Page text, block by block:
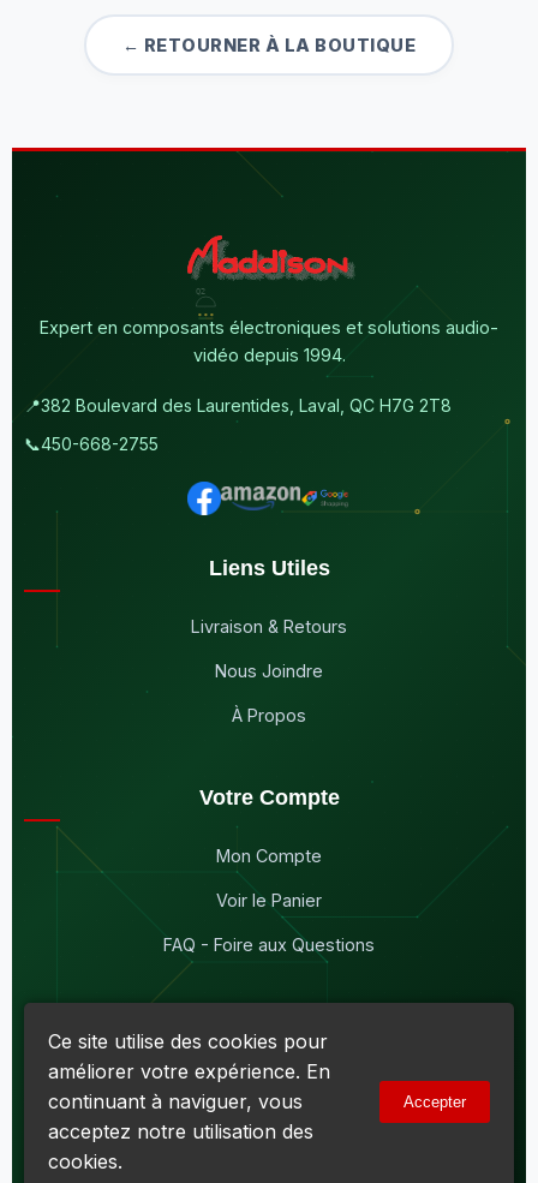
← RETOURNER À LA BOUTIQUE
Expert en composants électroniques et solutions audio-
vidéo depuis 1994.
📍382 Boulevard des Laurentides, Laval, QC H7G 2T8
📞450-668-2755
Liens Utiles
Livraison & Retours
Nous Joindre
À Propos
Votre Compte
Mon Compte
Voir le Panier
FAQ - Foire aux Questions
© 2026Maddison Électronique Inc.
Politique de confidentialité & Cookies|
Conditions d'utilisation
Numéro d'entreprise du Québec (NEQ) :
R138919030RT0001 • TVQ : 10-1702-3051TQ0001
Ce site utilise des cookies pour
améliorer votre expérience. En
continuant à naviguer, vous
acceptez notre utilisation des
cookies.
Accepter